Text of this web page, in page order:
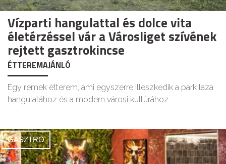
Vízparti hangulattal és dolce vita
életérzéssel vár a Városliget szívének
rejtett gasztrokincse
ÉTTEREMAJÁNLÓ
Egy remek étterem, ami egyszerre illeszkedik a park laza
hangulatához és a modern városi kultúrához.
GASZTRO